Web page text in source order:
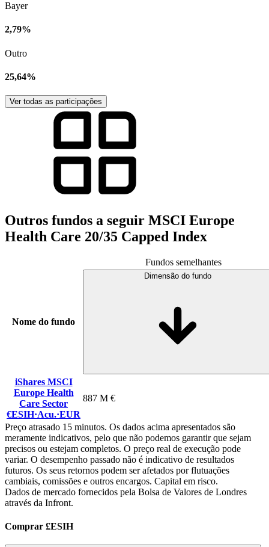
Bayer
2,79%
Outro
25,64%
Ver todas as participações
Outros fundos a seguir MSCI Europe
Health Care 20/35 Capped Index
Fundos semelhantes
Nome do fundo
Dimensão do fundo
iShares MSCI
Europe Health
Care Sector
€ESIH·Acu.·EUR
887 M €
Preço atrasado 15 minutos. Os dados acima apresentados são
meramente indicativos, pelo que não podemos garantir que sejam
precisos ou estejam completos. O preço real de execução pode
variar. O desempenho passado não é indicativo de resultados
futuros. Os seus retornos podem ser afetados por flutuações
cambiais, comissões e outros encargos. Capital em risco.
Dados de mercado fornecidos pela Bolsa de Valores de Londres
através da Infront.
Comprar £ESIH